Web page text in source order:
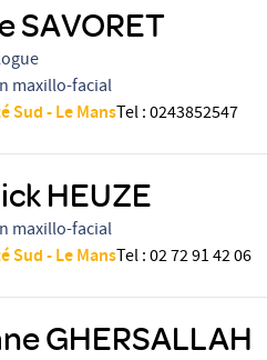
SAVORET
maxillo-facial
Sud - Le MansTel:0243852547
HEUZE
maxillo-facial
Sud - Le MansTel:02 72 91 42 06
GHERSALLAH